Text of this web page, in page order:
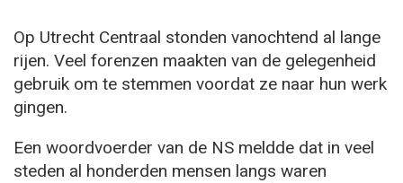
Op Utrecht Centraal stonden vanochtend al lange
rijen. Veel forenzen maakten van de gelegenheid
gebruik om te stemmen voordat ze naar hun werk
gingen.
Een woordvoerder van de NS meldde dat in veel
steden al honderden mensen langs waren